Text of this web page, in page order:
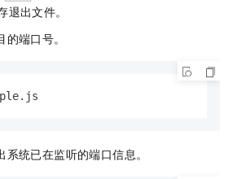
退出文件。
端口号。
统已在监听的端口信息。